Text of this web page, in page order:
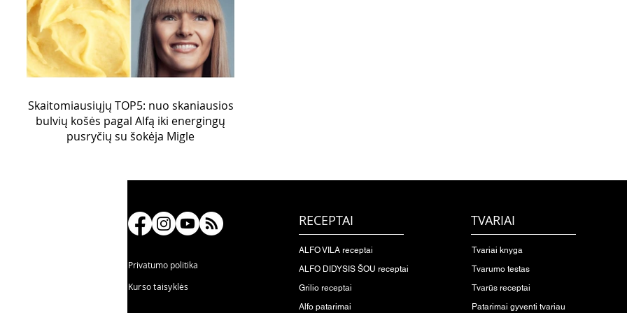
Skaitomiausiųjų TOP5: nuo skaniausios
bulvių košės pagal Alfą iki energingų
pusryčių su šokėja Migle
Privatumo politika
Kurso taisyklės
RECEPTAI
ALFO VILA receptai
ALFO DIDYSIS ŠOU receptai
Grilio receptai
Alfo patarimai
TVARIAI
Tvariai knyga
Tvarumo testas
Tvarūs receptai
Patarimai gyventi tvariau